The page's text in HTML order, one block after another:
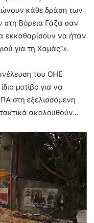
κάθε δράση των
στη Βόρεια Γάζα σαν
εκκαθαρίσουν να ήταν
για τη Χαμάς”».
του ΟΗΕ
μοτίβο για να
στη εξελισσόμενη
ακολουθούν…